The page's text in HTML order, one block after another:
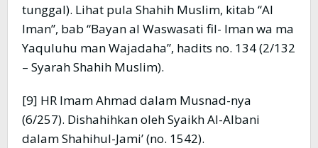
tunggal). Lihat pula Shahih Muslim, kitab “Al
Iman”, bab “Bayan al Waswasati fil- Iman wa ma
Yaquluhu man Wajadaha”, hadits no. 134 (2/132
– Syarah Shahih Muslim).
[9] HR Imam Ahmad dalam Musnad-nya
(6/257). Dishahihkan oleh Syaikh Al-Albani
dalam Shahihul-Jami’ (no. 1542).